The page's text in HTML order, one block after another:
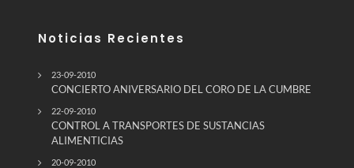
Noticias Recientes
23-09-2010
CONCIERTO ANIVERSARIO DEL CORO DE LA CUMBRE
22-09-2010
CONTROL A TRANSPORTES DE SUSTANCIAS
ALIMENTICIAS
20-09-2010